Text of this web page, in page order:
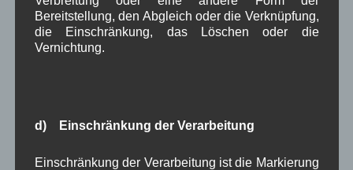
Wetter gut.
Neueste Kommentare
Josef Otler, Verein fürr GeschichtebeiÜber uns
Gerd ErfertbeiÜber uns
Bereitstellung, den Abgleich oder die Verknüpfung,
die Einschränkung, das Löschen oder die
Vernichtung.
d) Einschränkung der Verarbeitung
Einschränkung der Verarbeitung ist die Markierung